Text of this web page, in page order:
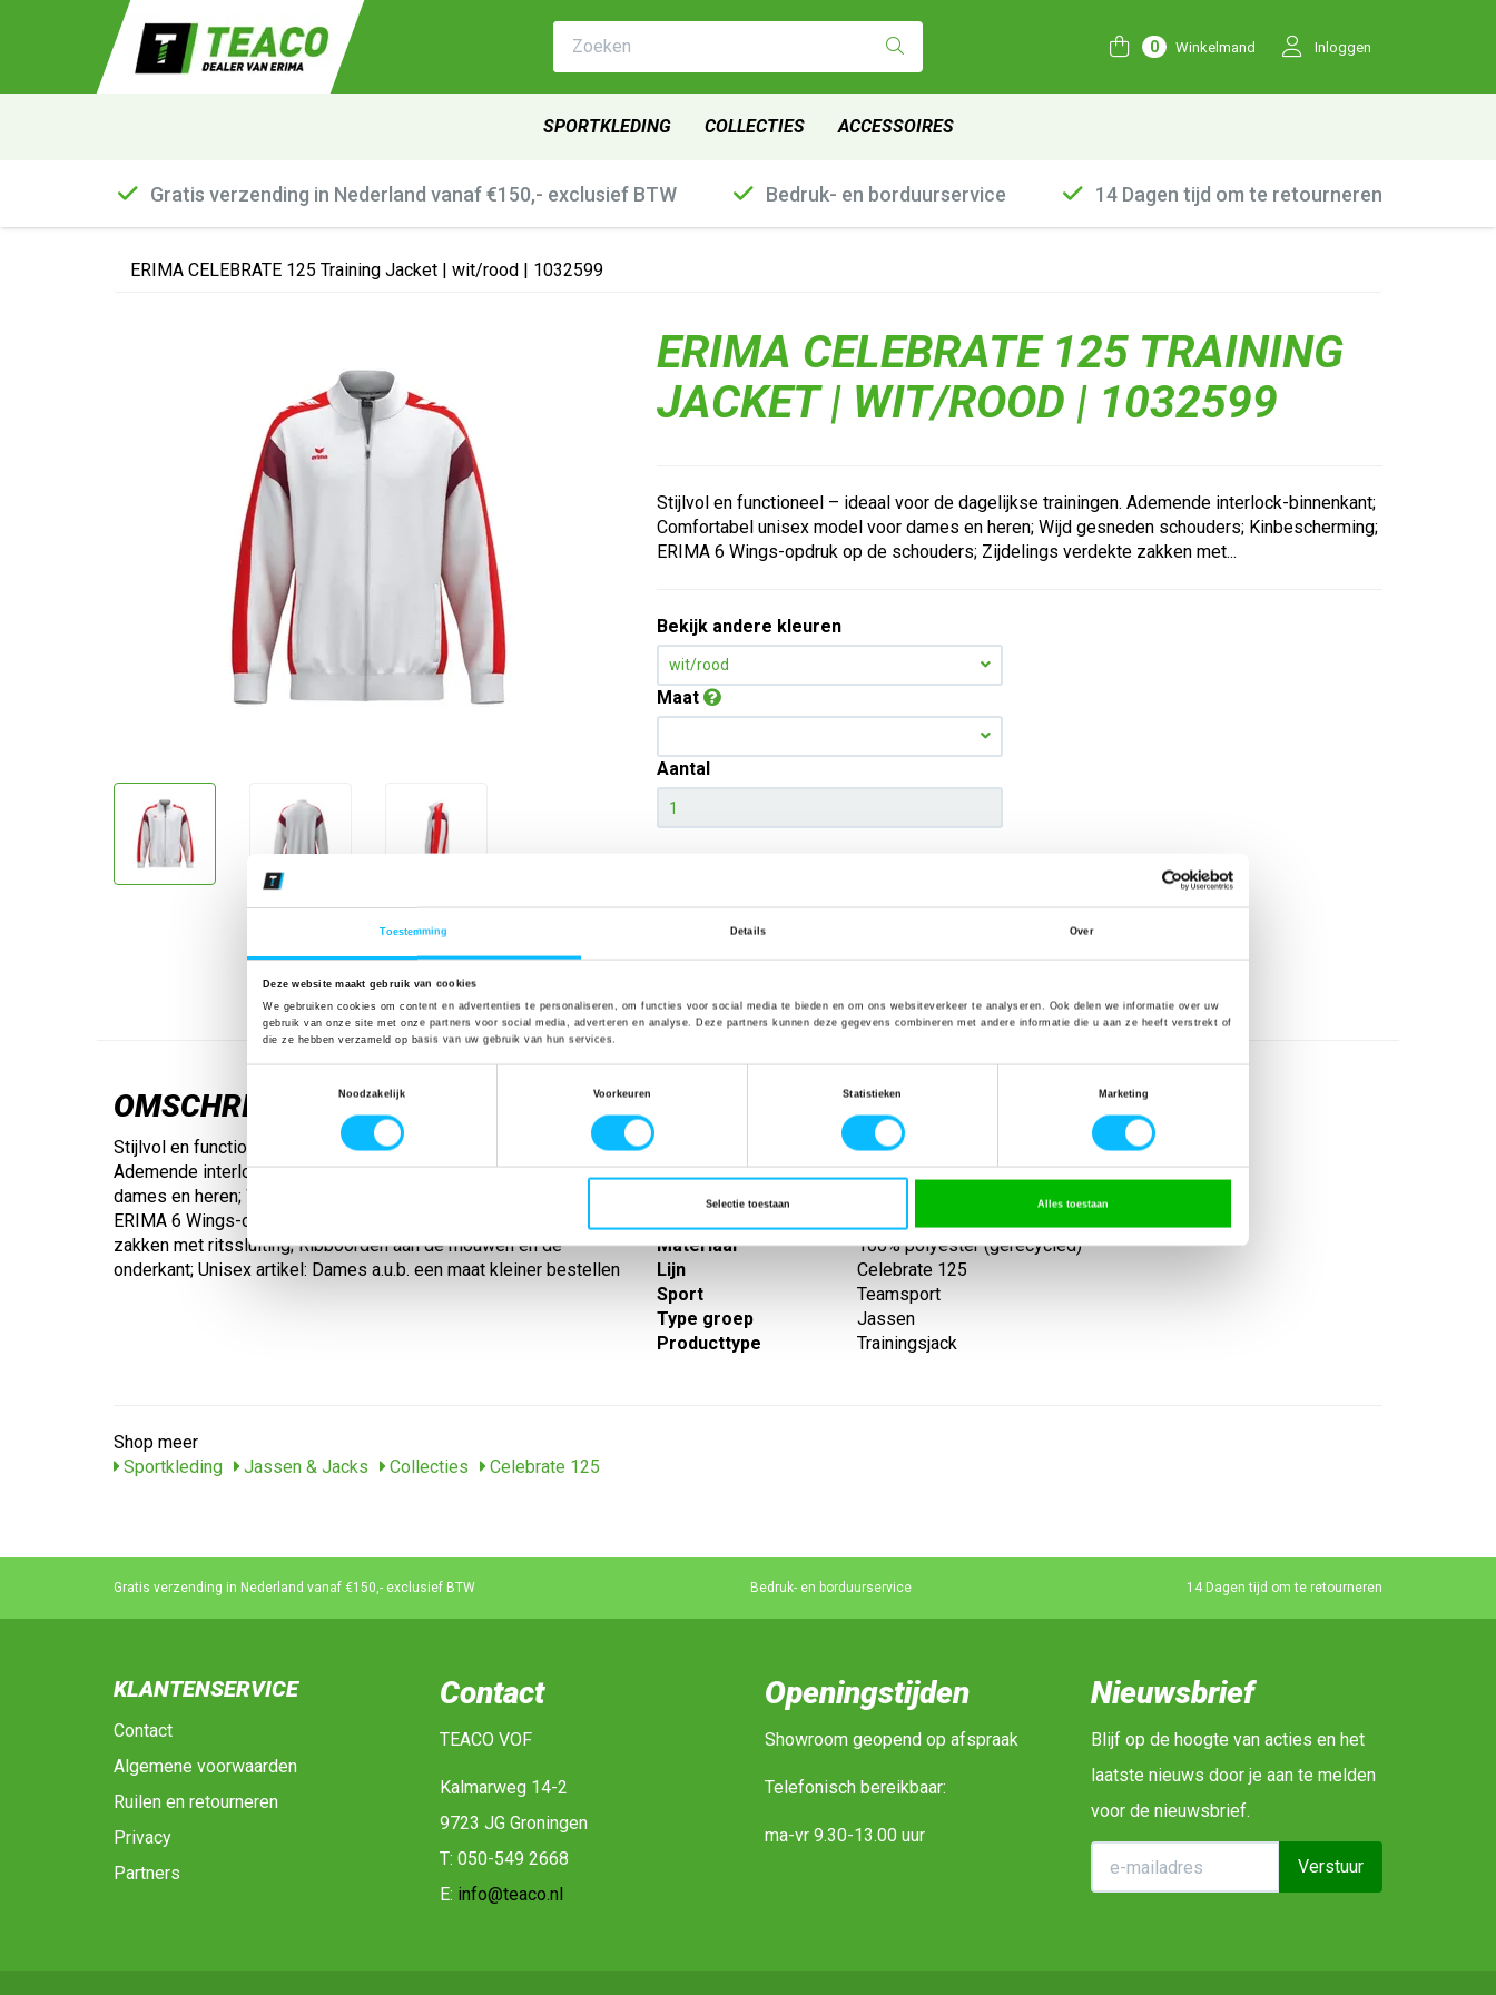
Toestemming Details Over
Deze website maakt gebruik van cookies
We gebruiken cookies om content en advertenties te personaliseren, om functies voor social media te bieden en om ons websiteverkeer te analyseren. Ook delen we informatie over uw
gebruik van onze site met onze partners voor social media, adverteren en analyse. Deze partners kunnen deze gegevens combineren met andere informatie die u aan ze heeft verstrekt of
die ze hebben verzameld op basis van uw gebruik van hun services.
Noodzakelijk
Voorkeuren Statistieken Marketing
Selectie toestaan Alles toestaan
0 Winkelmand Inloggen
SPORTKLEDING COLLECTIES ACCESSOIRES
Gratis verzending in Nederland vanaf €150,- exclusief BTW Bedruk- en borduurservice 14 Dagen tijd om te retourneren
ERIMA CELEBRATE 125 Training Jacket | wit/rood | 1032599
ERIMA CELEBRATE 125 TRAINING
JACKET | WIT/ROOD | 1032599
Stijlvol en functioneel – ideaal voor de dagelijkse trainingen. Ademende interlock-binnenkant;
Comfortabel unisex model voor dames en heren; Wijd gesneden schouders; Kinbescherming;
ERIMA 6 Wings-opdruk op de schouders; Zijdelings verdekte zakken met...
Bekijk andere kleuren
wit/rood
Maat
Aantal
Kies kleur/maat
€ 38,68 € 49,59excl BTW
€ 46,80
OMSCHRIJVING
Stijlvol en functioneel – ideaal voor de dagelijkse trainingen.
Ademende interlock-binnenkant; Comfortabel unisex model voor
dames en heren; Wijd gesneden schouders; Kinbescherming;
ERIMA 6 Wings-opdruk op de schouders; Zijdelings verdekte
zakken met ritssluiting; Ribboorden aan de mouwen en de
onderkant; Unisex artikel: Dames a.u.b. een maat kleiner bestellen
SPECIFICATIES
-
EAN nummer
-
Leverancier
Materiaal
100% polyester (gerecycled)
Lijn
Celebrate 125
Sport
Teamsport
Type groep
Jassen
Producttype
Trainingsjack
Shop meer
Sportkleding
Jassen & Jacks Collecties Celebrate 125
Gratis verzending in Nederland vanaf €150,- exclusief BTW Bedruk- en borduurservice 14 Dagen tijd om te retourneren
KLANTENSERVICE
Contact
Algemene voorwaarden
Ruilen en retourneren
Privacy
Partners
Contact
TEACO VOF
Kalmarweg 14-2
9723 JG Groningen
T: 050-549 2668
E: info@teaco.nl
Openingstijden
Showroom geopend op afspraak
Telefonisch bereikbaar:
ma-vr 9.30-13.00 uur
Nieuwsbrief
Blijf op de hoogte van acties en het
laatste nieuws door je aan te melden
voor de nieuwsbrief.
Verstuur